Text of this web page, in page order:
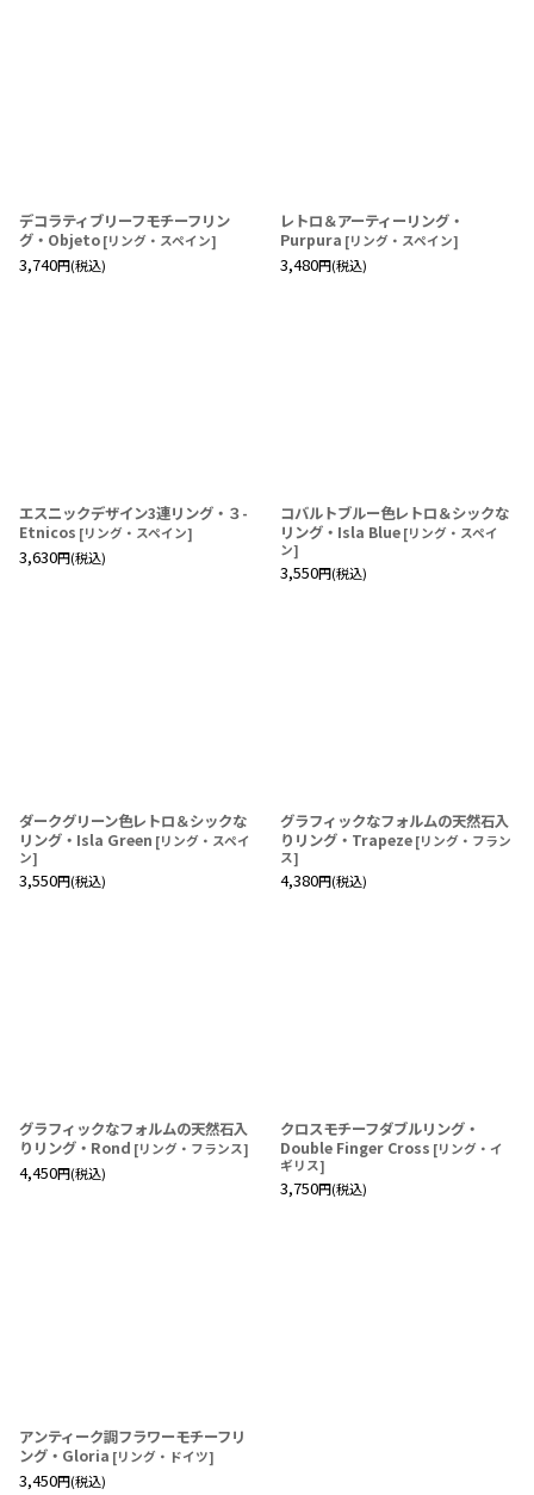
デコラティブリーフモチーフリン
グ・Objeto [リング・スペイン]
3,740円(税込)
レトロ＆アーティーリング・
Purpura [リング・スペイン]
3,480円(税込)
エスニックデザイン3連リング・３-
Etnicos [リング・スペイン]
3,630円(税込)
コバルトブルー色レトロ＆シックな
リング・Isla Blue [リング・スペイ
ン]
3,550円(税込)
ダークグリーン色レトロ＆シックな
リング・Isla Green [リング・スペイ
ン]
3,550円(税込)
グラフィックなフォルムの天然石入
りリング・Trapeze [リング・フラン
ス]
4,380円(税込)
グラフィックなフォルムの天然石入
りリング・Rond [リング・フランス]
4,450円(税込)
クロスモチーフダブルリング・
Double Finger Cross [リング・イ
ギリス]
3,750円(税込)
アンティーク調フラワーモチーフリ
ング・Gloria [リング・ドイツ]
3,450円(税込)